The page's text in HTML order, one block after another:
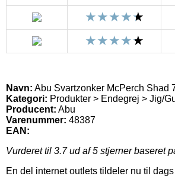
Navn: Abu Svartzonker McPerch Shad
Kategori: Produkter > Endegrej > Jig/
Producent: Abu
Varenummer: 48387
EAN:
Vurderet til 3.7ud af 5 stjerner baseret
En del internet outlets tildeler nu til dags